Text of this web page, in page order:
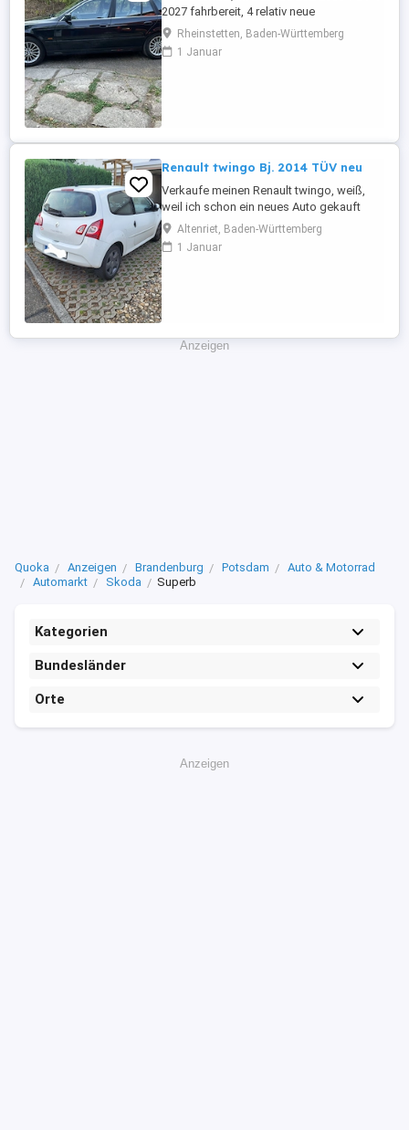
2027 fahrbereit, 4 relativ neue
Sommerreifen, 4 relativ neue Winterreifen
mit Alufelgen, regelmäßige Inspektion,
Automatikgetriebe neu 2020 mit ca. 249
Rheinstetten, Baden-Württemberg
1 Januar
Renault twingo Bj. 2014 TÜV neu
Verkaufe meinen Renault twingo, weiß,
weil ich schon ein neues Auto gekauft
habe und es nicht mehr brauche. Er fährt
tadellos, sehr zuverlässiges Auto, bin sehr
zufrieden, möchte aber nicht zwei Autos
Altenriet, Baden-Württemberg
1 Januar
Anzeigen
Quoka Anzeigen Brandenburg Potsdam
Auto & Motorrad
Automarkt
Skoda Superb
Kategorien
Bundesländer
Orte
Anzeigen